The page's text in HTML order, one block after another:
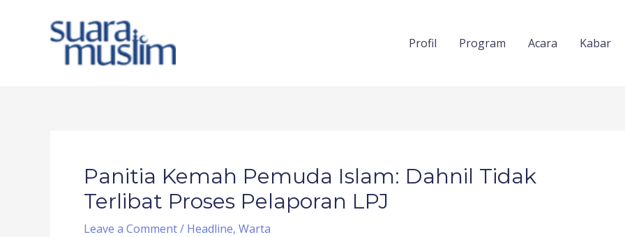
Profil Program Acara Kabar
Panitia Kemah Pemuda Islam: Dahnil Tidak
Terlibat Proses Pelaporan LPJ
Leave a Comment/ Headline, Warta